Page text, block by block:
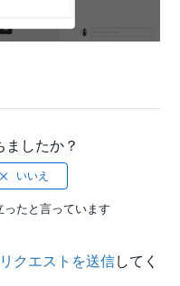
ましたか？
たと言っています
リクエストを送信してく